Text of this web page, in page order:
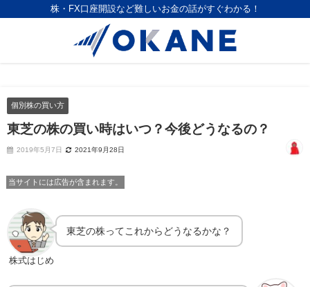
株・FX口座開設など難しいお金の話がすぐわかる！
個別株の買い方
東芝の株の買い時はいつ？今後どうなるの？
2019年5月7日 2021年9月28日
当サイトには広告が含まれます。
株式はじめ
東芝の株ってこれからどうなるかな？